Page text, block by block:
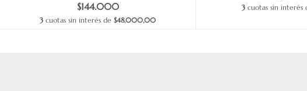
$144.000
3 cuotas sin interés de $48.000,00
3cuotas sin interés